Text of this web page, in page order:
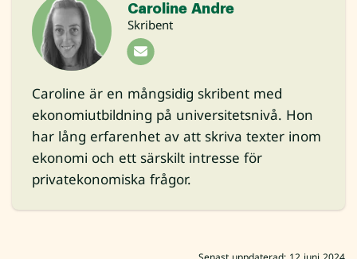
Caroline Andre
Skribent
Caroline är en mångsidig skribent med
ekonomiutbildning på universitetsnivå. Hon
har lång erfarenhet av att skriva texter inom
ekonomi och ett särskilt intresse för
privatekonomiska frågor.